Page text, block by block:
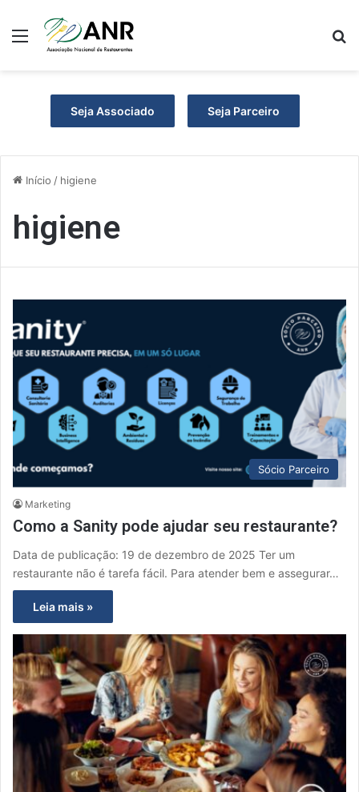
Menu
Seja Associado Seja Parceiro
Início / higiene
higiene
Sócio Parceiro
Marketing
Como a Sanity pode ajudar seu restaurante?
Data de publicação: 19 de dezembro de 2025 Ter um
restaurante não é tarefa fácil. Para atender bem e assegurar…
Leia mais »